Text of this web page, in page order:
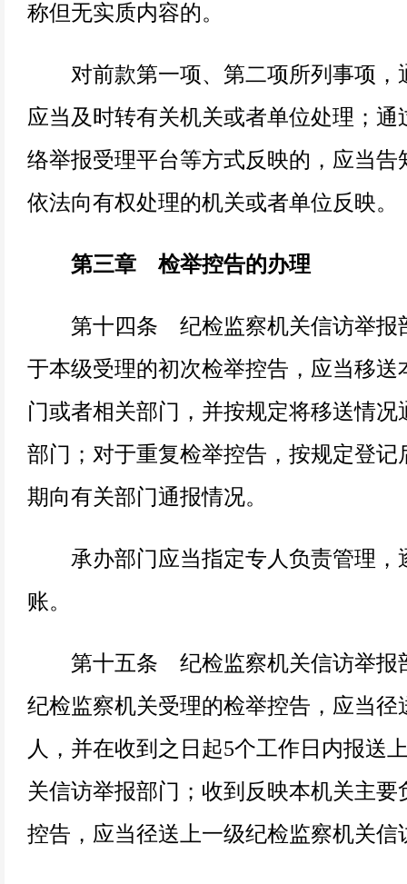
称但无实质内容的。
对前款第一项、第二项所列事项，
应当及时转有关机关或者单位处理；通
络举报受理平台等方式反映的，应当告
依法向有权处理的机关或者单位反映。
第三章 检举控告的办理
第十四条 纪检监察机关信访举报
于本级受理的初次检举控告，应当移送
门或者相关部门，并按规定将移送情况
部门；对于重复检举控告，按规定登记
期向有关部门通报情况。
承办部门应当指定专人负责管理，
账。
第十五条 纪检监察机关信访举报
纪检监察机关受理的检举控告，应当径
人，并在收到之日起5个工作日内报送
关信访举报部门；收到反映本机关主要
控告，应当径送上一级纪检监察机关信